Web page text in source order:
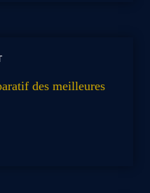
des meilleures